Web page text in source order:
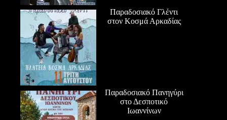
Παραδοσιακό Γλέντι
στον Κοσμά Αρκαδίας
Παραδοσιακό Πανηγύρι
στο Δεσποτικό
Ιωαννίνων